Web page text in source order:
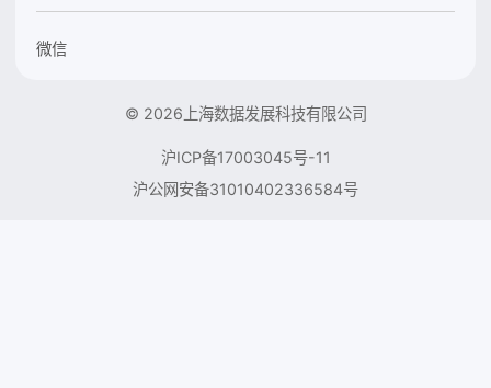
微信
© 2026上海数据发展科技有限公司
沪ICP备17003045号-11
沪公网安备31010402336584号